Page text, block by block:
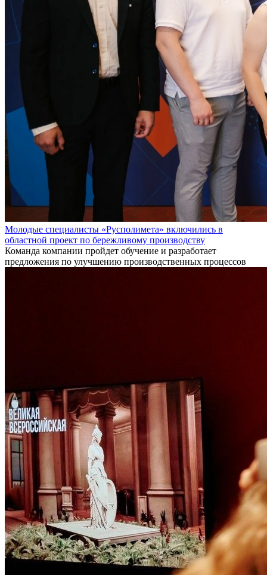
Молодые специалисты «Русполимета» включились в
областной проект по бережливому производству
Команда компании пройдет обучение и разработает
предложения по улучшению производственных процессов